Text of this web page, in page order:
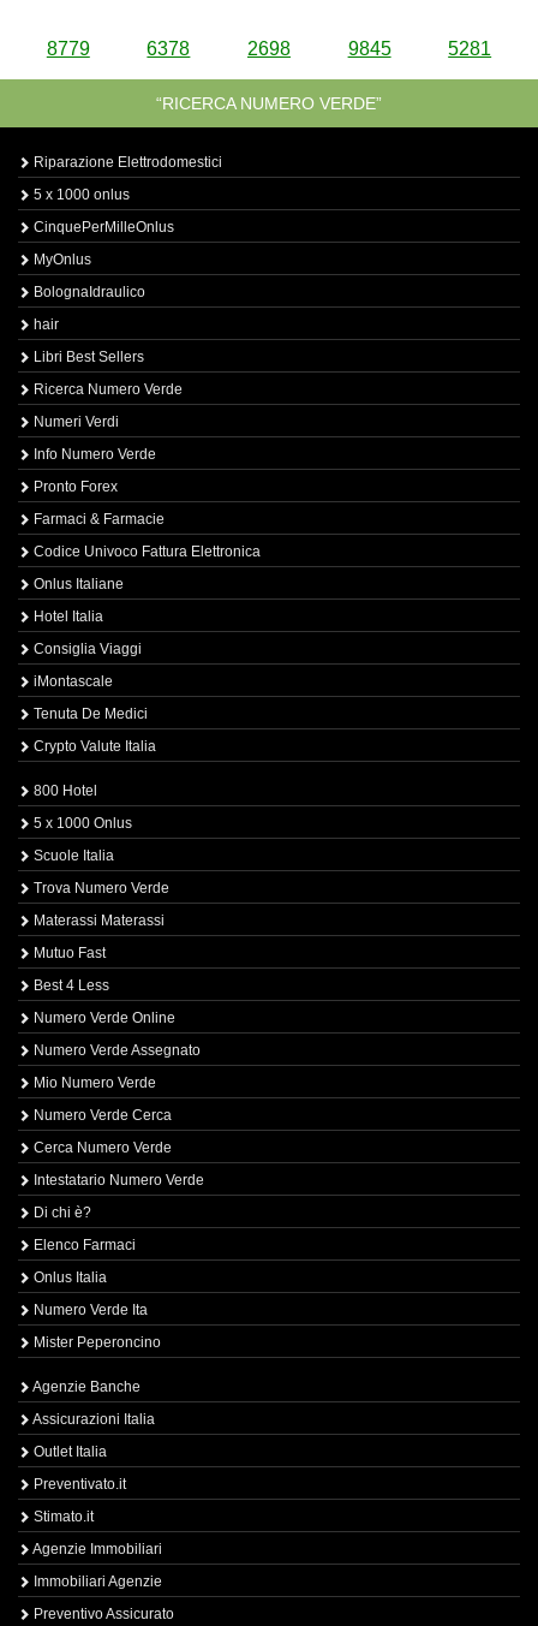
8779 6378 2698 9845 5281
“RICERCA NUMERO VERDE”
Riparazione Elettrodomestici
5 x 1000 onlus
CinquePerMilleOnlus
MyOnlus
BolognaIdraulico
hair
Libri Best Sellers
Ricerca Numero Verde
Numeri Verdi
Info Numero Verde
Pronto Forex
Farmaci & Farmacie
Codice Univoco Fattura Elettronica
Onlus Italiane
Hotel Italia
Consiglia Viaggi
iMontascale
Tenuta De Medici
Crypto Valute Italia
800 Hotel
5 x 1000 Onlus
Scuole Italia
Trova Numero Verde
Materassi Materassi
Mutuo Fast
Best 4 Less
Numero Verde Online
Numero Verde Assegnato
Mio Numero Verde
Numero Verde Cerca
Cerca Numero Verde
Intestatario Numero Verde
Di chi è?
Elenco Farmaci
Onlus Italia
Numero Verde Ita
Mister Peperoncino
Agenzie Banche
Assicurazioni Italia
Outlet Italia
Preventivato.it
Stimato.it
Agenzie Immobiliari
Immobiliari Agenzie
Preventivo Assicurato